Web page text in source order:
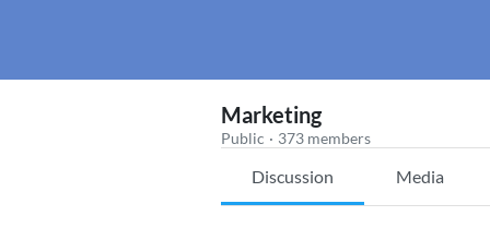
Marketing
Public · 373 members
Discussion Media